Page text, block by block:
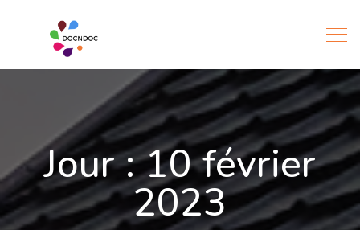
Jour :10 février
2023